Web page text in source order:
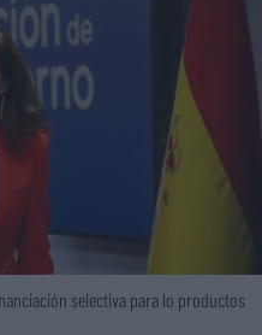
selectiva para lo productos